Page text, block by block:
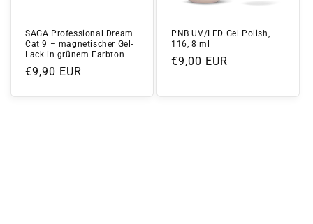
SAGA Professional Dream
Cat 9 – magnetischer Gel-
Lack in grünem Farbton
Normaler
€9,90 EUR
PNB UV/LED Gel Polish,
116, 8 ml
Normaler
€9,00 EUR